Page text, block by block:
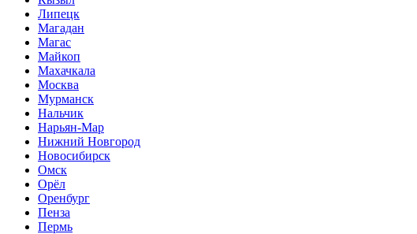
Липецк
Магадан
Магас
Майкоп
Махачкала
Москва
Мурманск
Нальчик
Нарьян-Мар
Нижний Новгород
Новосибирск
Омск
Орёл
Оренбург
Пенза
Пермь